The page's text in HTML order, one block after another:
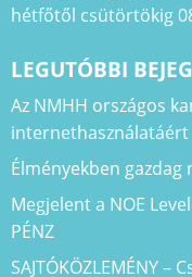
hétfőtől csütörtökig
LEGUTÓBBI
Az NMHH országos
internethasználatáért
Élményekben gazdag
Megjelent a NOE
PÉNZ
SAJTÓKÖZLEMÉNY –